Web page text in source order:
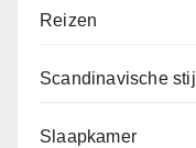
Reizen
Scandinavische stijl
Slaapkamer